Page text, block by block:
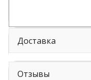
Доставка
Отзывы